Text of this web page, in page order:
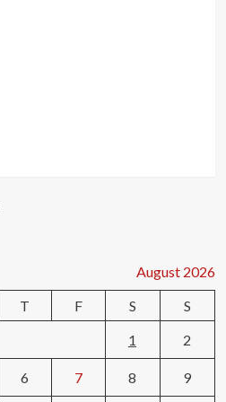
August 2026
T F S
S
1
2
6 7 8 9